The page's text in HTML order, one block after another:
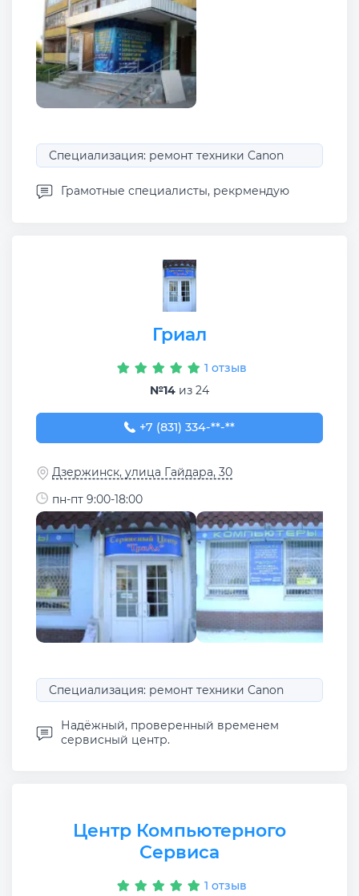
Специализация: ремонт техники Canon
Грамотные специалисты, рекрмендую
Гриал
1 отзыв
№14 из 24
+7 (831) 334-09-69
+7 (831) 334-**-**
Дзержинск, улица Гайдара, 30
пн-пт 9:00-18:00
Специализация: ремонт техники Canon
Надёжный, проверенный временем
сервисный центр.
Центр Компьютерного
Сервиса
1 отзыв